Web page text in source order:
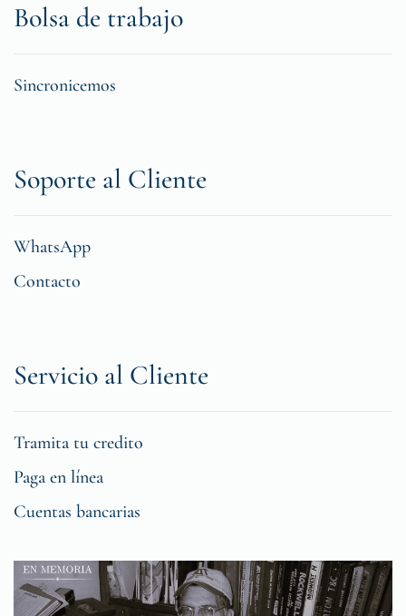
Bolsa de trabajo
Sincronicemos
Soporte al Cliente
WhatsApp
Contacto
Servicio al Cliente
Tramita tu credito
Paga en línea
Cuentas bancarias